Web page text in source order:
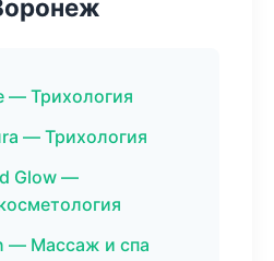
— Трихология
— Трихология
Glow —
— Массаж и спа